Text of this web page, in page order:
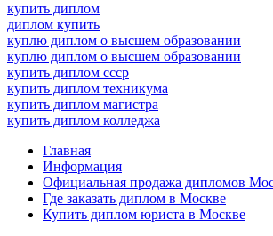
купить диплом
диплом купить
куплю диплом о высшем образовании
куплю диплом о высшем образовании
купить диплом ссср
купить диплом техникума
купить диплом магистра
купить диплом колледжа
Главная
Информация
Официальная продажа дипломов
Где заказать диплом в Москве
Купить диплом юриста в Москве